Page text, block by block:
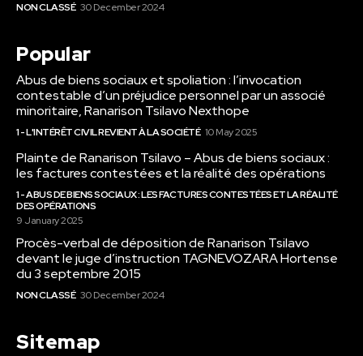
NON CLASSÉ 30 December 2024
Popular
Abus de biens sociaux et spoliation : l’invocation
contestable d’un préjudice personnel par un associé
minoritaire, Ranarison Tsilavo Nexthope
1 - L'INTÉRÊT CIVIL REVIENT À LA SOCIÉTÉ 10 May 2025
Plainte de Ranarison Tsilavo – Abus de biens sociaux :
les factures contestées et la réalité des opérations
1 - ABUS DE BIENS SOCIAUX : LES FACTURES CONTESTÉES ET LA RÉALITÉ
DES OPÉRATIONS
9 January 2025
Procès-verbal de déposition de Ranarison Tsilavo
devant le juge d’instruction TAGNEVOZARA Hortense
du 3 septembre 2015
NON CLASSÉ 30 December 2024
Sitemap